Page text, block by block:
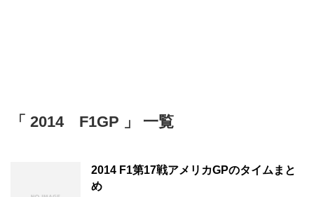
「 2014 F1GP 」 一覧
2014 F1第17戦アメリカGPのタイムまと
め